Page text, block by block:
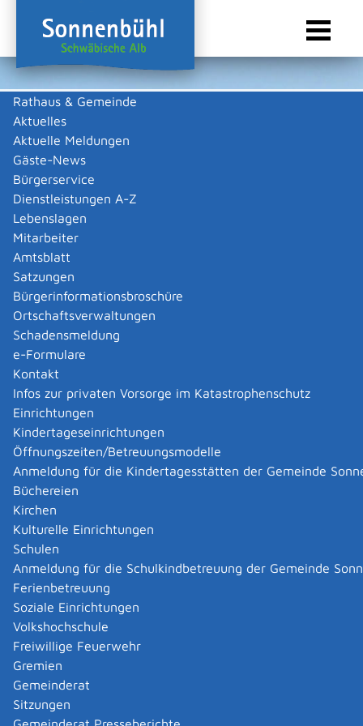
Rathaus & Gemeinde
Aktuelles
Aktuelle Meldungen
Gäste-News
Bürgerservice
Dienstleistungen A-Z
Lebenslagen
Mitarbeiter
Amtsblatt
Satzungen
Bürgerinformationsbroschüre
Ortschaftsverwaltungen
Schadensmeldung
e-Formulare
Kontakt
Infos zur privaten Vorsorge im Katastrophenschutz
Einrichtungen
Kindertageseinrichtungen
Öffnungszeiten/Betreuungsmodelle
Anmeldung für die Kindertagesstätten der Gemeinde
Büchereien
Kirchen
Kulturelle Einrichtungen
Schulen
Anmeldung für die Schulkindbetreuung der Gemeinde
Ferienbetreuung
Soziale Einrichtungen
Volkshochschule
Freiwillige Feuerwehr
Gremien
Gemeinderat
Sitzungen
Sie sind hier:
Gewerbeliste
Margot Kern - Immobilien
Margot Kern - Immobilien
Kategorie Dienstleistungen
Mehr …
||